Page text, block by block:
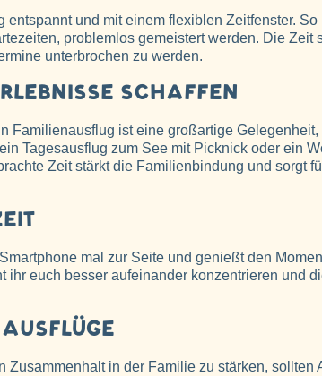
entspannt und mit einem flexiblen Zeitfenster.
problemlos gemeistert werden. Die Zeit
unterbrochen zu werden.
SCHAFFEN
Familienausflug ist eine großartige
Tagesausflug zum See mit Picknick oder ein
Zeit stärkt die Familienbindung und sorgt
mal zur Seite und genießt den
ihr euch besser aufeinander konzentrieren und
Zusammenhalt in der Familie zu stärken, sollten